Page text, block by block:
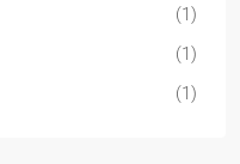
(1)
(1)
(1)